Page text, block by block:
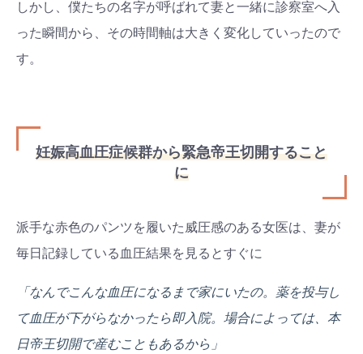
しかし、僕たちの名字が呼ばれて妻と一緒に診察室へ入
った瞬間から、その時間軸は大きく変化していったので
す。
妊娠高血圧症候群から緊急帝王切開すること
に
派手な赤色のパンツを履いた威圧感のある女医は、妻が
毎日記録している血圧結果を見るとすぐに
「なんでこんな血圧になるまで家にいたの。薬を投与し
て血圧が下がらなかったら即入院。場合によっては、本
日帝王切開で産むこともあるから」